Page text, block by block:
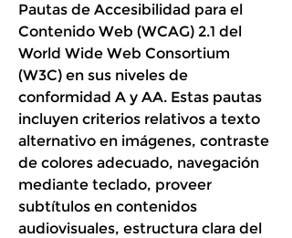
Pautas de Accesibilidad para el
Contenido Web (WCAG) 2.1 del
World Wide Web Consortium
(W3C) en sus niveles de
conformidad A y AA. Estas pautas
incluyen criterios relativos a texto
alternativo en imágenes, contraste
de colores adecuado, navegación
mediante teclado, proveer
subtítulos en contenidos
audiovisuales, estructura clara del